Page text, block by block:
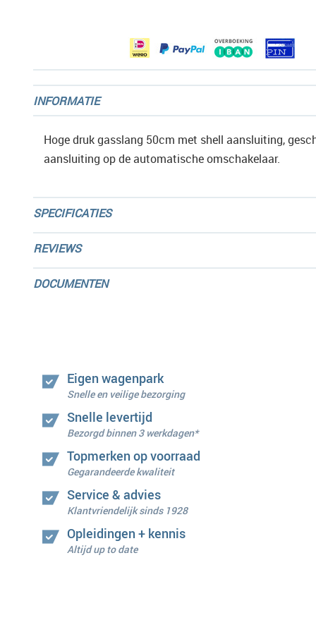
INFORMATIE
Hoge druk gasslang 50cm met shell aansluiting,
aansluiting op de automatische omschakelaar.
SPECIFICATIES
REVIEWS
DOCUMENTEN
Eigen wagenpark
Snelle en veilige bezorging
Snelle levertijd
Bezorgd binnen 3 werkdagen*
Topmerken op voorraad
Gegarandeerde kwaliteit
Service & advies
Klantvriendelijk sinds 1928
Opleidingen + kennis
Altijd up to date